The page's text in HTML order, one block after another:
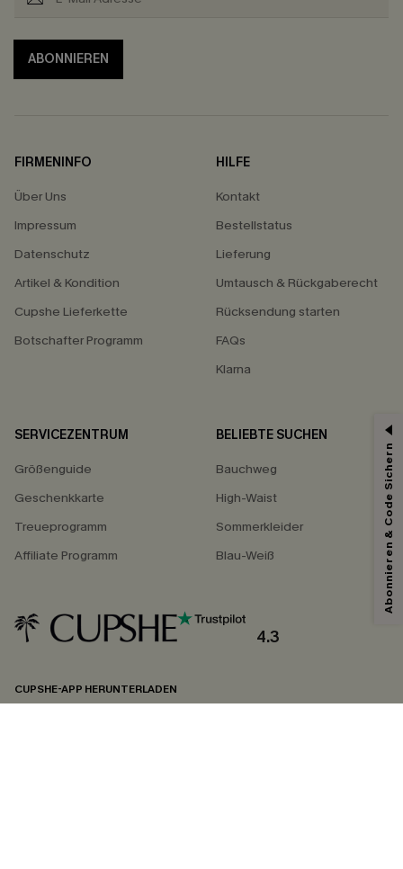
ABONNIEREN
FIRMENINFO
Über Uns
Impressum
Datenschutz
Artikel & Kondition
Cupshe Lieferkette
Botschafter Programm
HILFE
Kontakt
Bestellstatus
Lieferung
Umtausch & Rückgaberecht
Rücksendung starten
FAQs
Klarna
SERVICEZENTRUM
Größenguide
Geschenkkarte
Treueprogramm
Affiliate Programm
BELIEBTE SUCHEN
Bauchweg
High-Waist
Sommerkleider
Blau-Weiß
4.3
CUPSHE-APP HERUNTERLADEN
Abonnieren & Code Sichern